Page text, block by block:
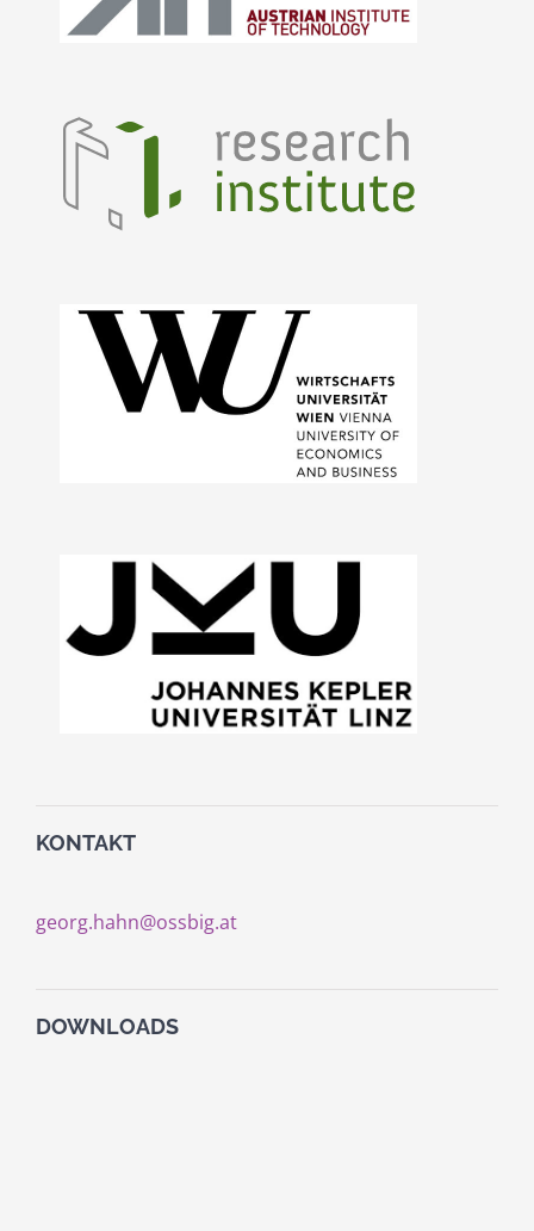
KONTAKT
georg.hahn@ossbig.at
DOWNLOADS